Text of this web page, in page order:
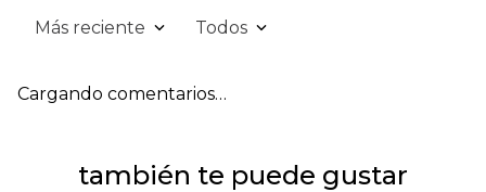
Más reciente Todos
Cargando comentarios…
también te puede gustar